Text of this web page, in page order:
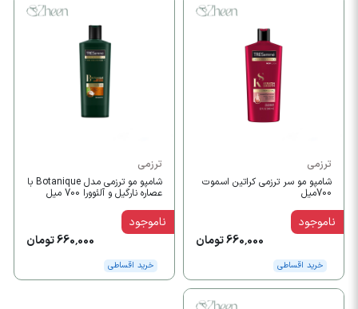
ترزمی
شامپو مو سر ترزمی کراتین اسموت
700میل
660,000 تومان
خرید اقساطی
ناموجود
ترزمی
شامپو مو ترزمی مدل Botanique با
عصاره نارگیل و آلئوورا 700 میل
660,000 تومان
خرید اقساطی
ناموجود